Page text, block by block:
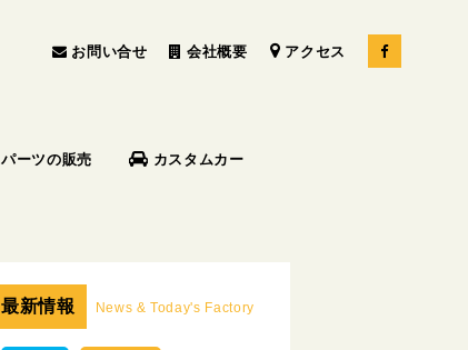
お問い合せ 会社概要 アクセス
パーツの販売 カスタムカー
最新情報 News & Today's Factory